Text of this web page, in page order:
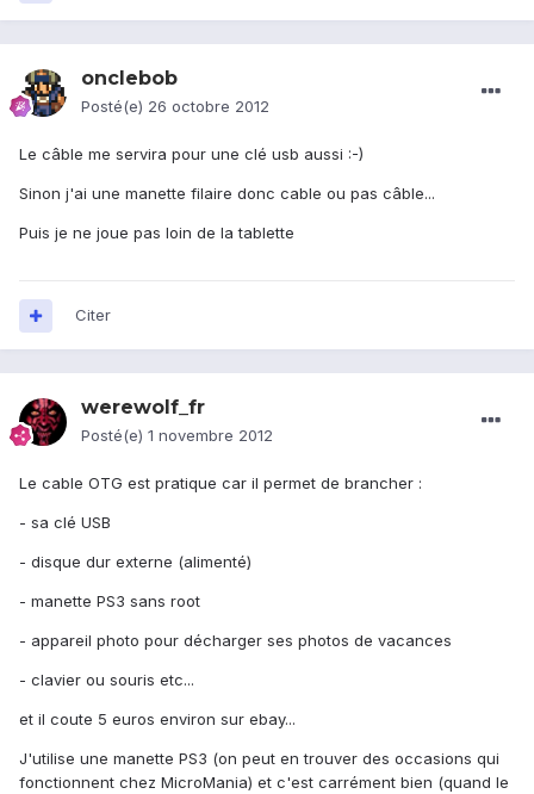
onclebob
Posté(e) 26 octobre 2012
Le câble me servira pour une clé usb aussi :-)
Sinon j'ai une manette filaire donc cable ou pas câble...
Puis je ne joue pas loin de la tablette
Citer
werewolf_fr
Posté(e) 1 novembre 2012
Le cable OTG est pratique car il permet de brancher :
- sa clé USB
- disque dur externe (alimenté)
- manette PS3 sans root
- appareil photo pour décharger ses photos de vacances
- clavier ou souris etc...
et il coute 5 euros environ sur ebay...
J'utilise une manette PS3 (on peut en trouver des occasions qui
fonctionnent chez MicroMania) et c'est carrément bien (quand le